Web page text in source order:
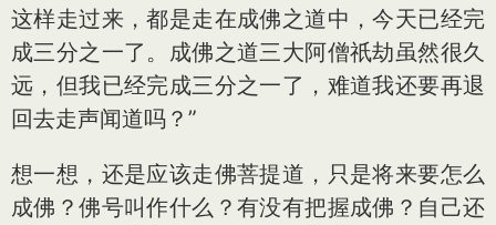
这样走过来，都是走在成佛之道中，今天已经完
成三分之一了。成佛之道三大阿僧祇劫虽然很久
远，但我已经完成三分之一了，难道我还要再退
回去走声闻道吗？”
想一想，还是应该走佛菩提道，只是将来要怎么
成佛？佛号叫作什么？有没有把握成佛？自己还